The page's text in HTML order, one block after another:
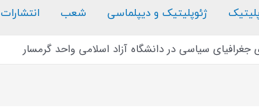
ژئوپلیتیک و دیپلماسی شعب انتشارات
سیاسی در دانشگاه آزاد اسلامی واحد گرمسار